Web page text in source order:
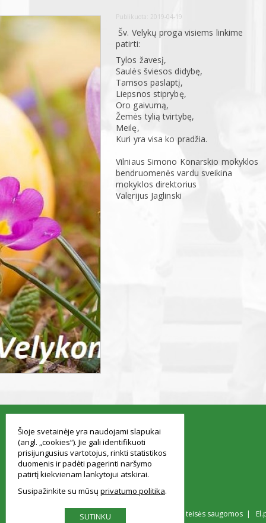
Publikuota: 2019-04-19
Šv. Velykų proga visiems linkime
patirti:
Tylos žavesį,
Saulės šviesos didybę,
Tamsos paslaptį,
Liepsnos stiprybę,
Oro gaivumą,
Žemės tylią tvirtybę,
Meilę,
Kuri yra visa ko pradžia.
Vilniaus Simono Konarskio mokyklos
bendruomenės vardu sveikina
mokyklos direktorius
Valerijus Jaglinski
© Vilniaus Simono Konarskio gimnazija Visos teisės saugomos |
Šioje svetainėje yra naudojami slapukai
(angl. „cookies“). Jie gali identifikuoti
prisijungusius vartotojus, rinkti statistikos
duomenis ir padėti pagerinti naršymo
patirtį kiekvienam lankytojui atskirai.
Susipažinkite su mūsų privatumo politika
SUTINKU